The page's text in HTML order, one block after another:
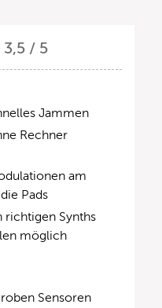
3,5 / 5
Jammen
Rechner
am
Pads
richtigen Synths
möglich
Sensoren